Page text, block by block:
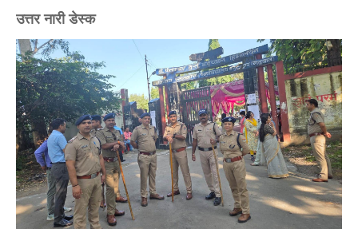
उत्तर नारी डेस्क